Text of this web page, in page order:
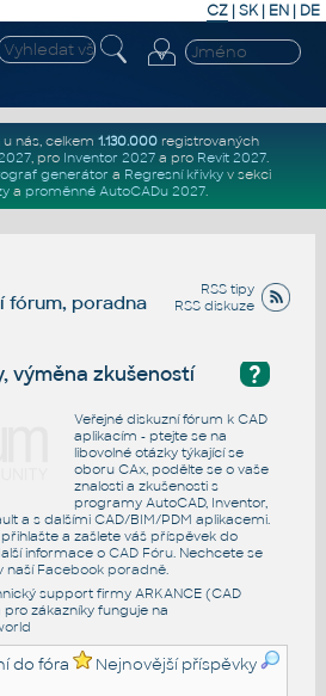
CZ | SK| EN | DE
nás, celkem 1.130.000registrovaných
, pro Inventor 2027a pro Revit 2027.
generátor a Regresní křivkyv sekci
a proměnné AutoCADu 2027.
RSS tipy
RSS diskuze
fórum, poradna
?
výměna zkušeností
Veřejné diskuzní fórum k CAD
aplikacím - ptejte se na
libovolné otázky týkající se
oboru CAx, podělte se o vaše
znalosti a zkušenosti s
programy AutoCAD, Inventor,
a s dalšími CAD/BIM/PDM aplikacemi.
a zašlete váš příspěvek do
informace o CAD Fóru. Nechcete se
naší Facebook poradně.
support firmy ARKANCE (CAD
zákazníky funguje na
do fóra
Nejnovější příspěvky